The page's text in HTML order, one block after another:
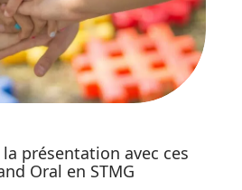
la présentation avec ces
Oral en STMG